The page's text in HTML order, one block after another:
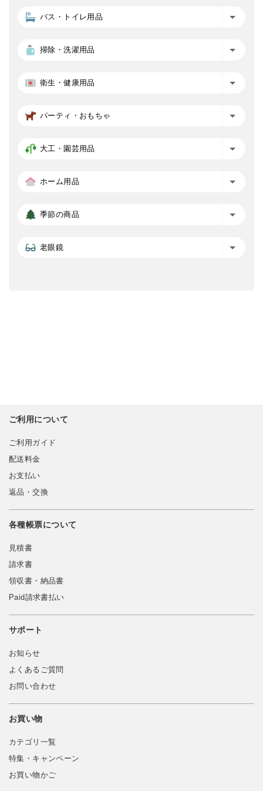
バス・トイレ用品
掃除・洗濯用品
衛生・健康用品
パーティ・おもちゃ
大工・園芸用品
ホーム用品
季節の商品
老眼鏡
ご利用について
ご利用ガイド
配送料金
お支払い
返品・交換
各種帳票について
見積書
請求書
領収書・納品書
Paid請求書払い
サポート
お知らせ
よくあるご質問
お問い合わせ
お買い物
カテゴリ一覧
特集・キャンペーン
お買い物かご